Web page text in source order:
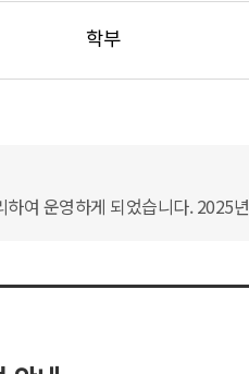
학부
여 운영하게 되었습니다. 2025